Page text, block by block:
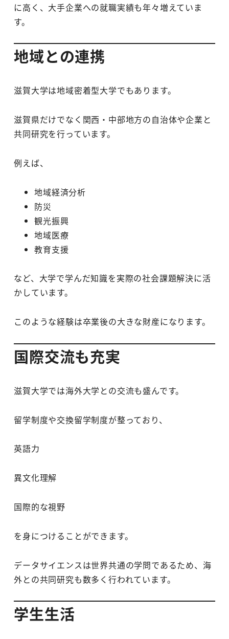
に高く、大手企業への就職実績も年々増えていま
す。
地域との連携
滋賀大学は地域密着型大学でもあります。
滋賀県だけでなく関西・中部地方の自治体や企業と
共同研究を行っています。
例えば、
地域経済分析
防災
観光振興
地域医療
教育支援
など、大学で学んだ知識を実際の社会課題解決に活
かしています。
このような経験は卒業後の大きな財産になります。
国際交流も充実
滋賀大学では海外大学との交流も盛んです。
留学制度や交換留学制度が整っており、
英語力
異文化理解
国際的な視野
を身につけることができます。
データサイエンスは世界共通の学問であるため、海
外との共同研究も数多く行われています。
学生生活